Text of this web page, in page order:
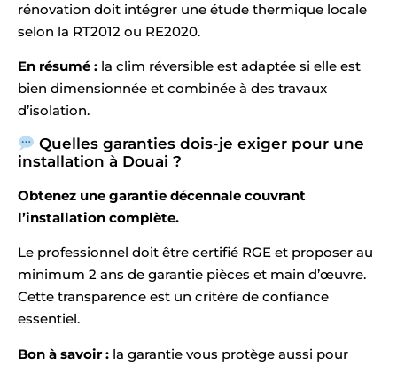
rénovation doit intégrer une étude thermique locale
selon la RT2012 ou RE2020.
En résumé : la clim réversible est adaptée si elle est
bien dimensionnée et combinée à des travaux
d’isolation.
Quelles garanties dois-je exiger pour une
installation à Douai ?
Obtenez une garantie décennale couvrant
l’installation complète.
Le professionnel doit être certifié RGE et proposer au
minimum 2 ans de garantie pièces et main d’œuvre.
Cette transparence est un critère de confiance
essentiel.
Bon à savoir : la garantie vous protège aussi pour